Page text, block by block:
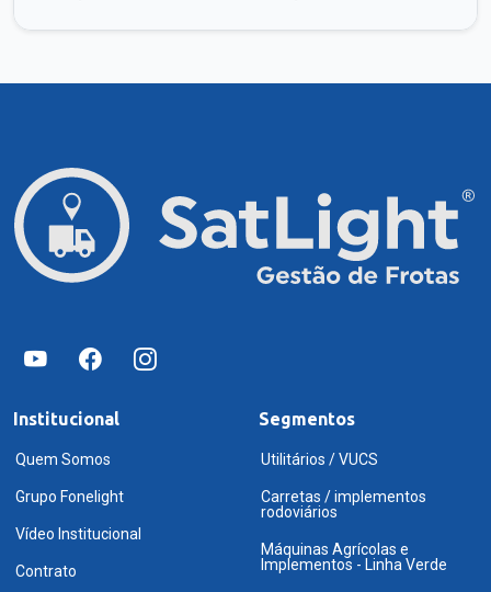
Institucional
Quem Somos
Grupo Fonelight
Vídeo Institucional
Contrato
Segmentos
Utilitários / VUCS
Carretas / implementos
rodoviários
Máquinas Agrícolas e
Implementos - Linha Verde